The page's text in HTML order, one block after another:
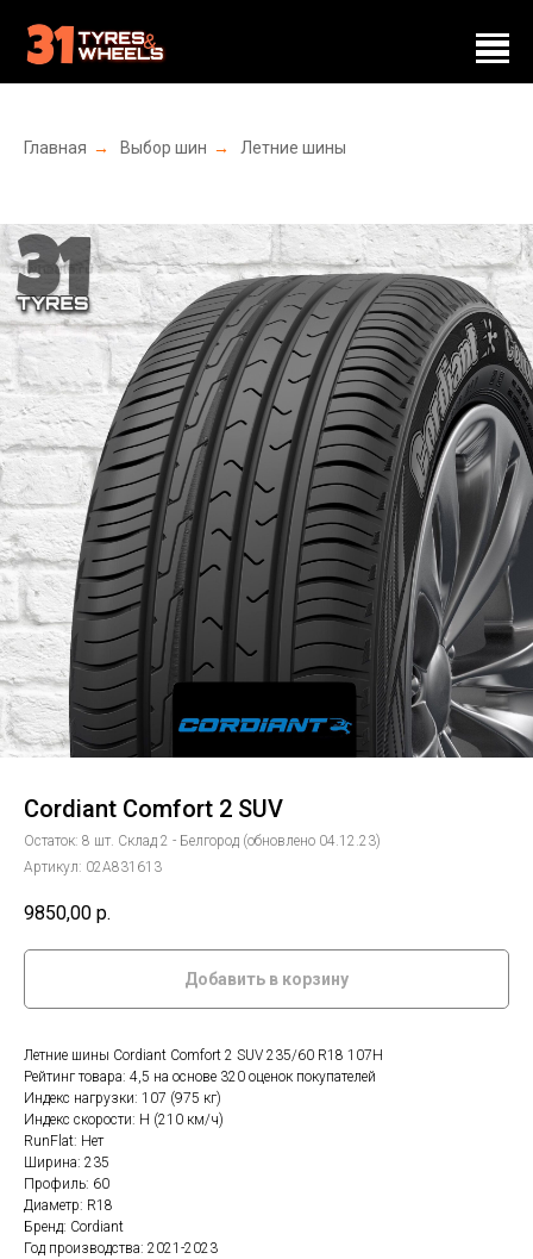
Главная → Выбор шин → Летние шины
Cordiant Comfort 2 SUV
Остаток: 8 шт. Склад 2 - Белгород (обновлено 04.12.23)
Артикул: 02А831613
9850,00 р.
Добавить в корзину
Летние шины Cordiant Comfort 2 SUV 235/60 R18 107H
Рейтинг товара: 4,5 на основе 320 оценок покупателей
Индекс нагрузки: 107 (975 кг)
Индекс скорости: H (210 км/ч)
RunFlat: Нет
Ширина: 235
Профиль: 60
Диаметр: R18
Бренд: Cordiant
Год производства: 2021-2023